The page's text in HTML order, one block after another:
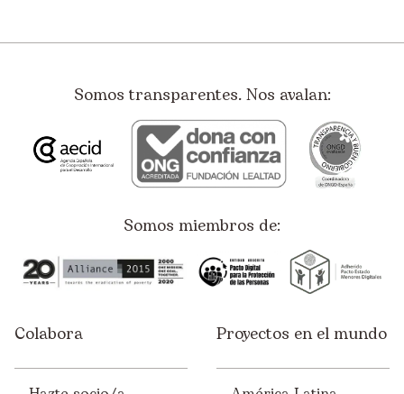
Somos transparentes. Nos avalan:
Somos miembros de:
Colabora Proyectos en el mundo